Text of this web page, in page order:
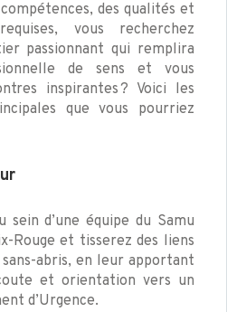
des qualités et
vous recherchez
passionnant qui remplira
de sens et vous
inspirantes ? Voici les
que vous pourriez
sein d’une équipe du Samu
Rouge et tisserez des liens
abris, en leur apportant
et orientation vers un
d’Urgence.